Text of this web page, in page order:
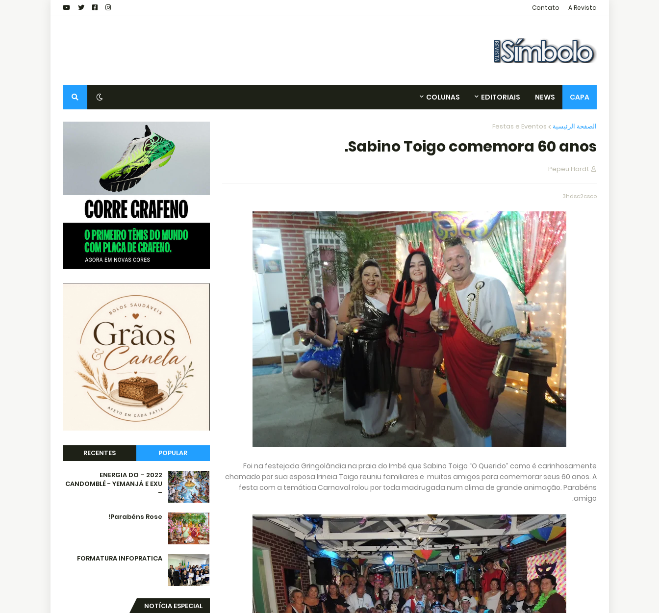
A Revista
Contato
CAPA
NEWS
EDITORIAIS
COLUNAS
الصفحة الرئيسية Festas e Eventos
Sabino Toigo comemora 60 anos.
Pepeu Hardt
3hdsc2csco
Foi na festejada Gringolândia na praia do Imbé que Sabino Toigo “O Querido” como é carinhosamente
chamado por sua esposa Irineia Toigo reuniu familiares e muitos amigos para comemorar seus 60 anos. A
festa com a temática Carnaval rolou por toda madrugada num clima de grande animação. Parabéns
amigo.
POPULAR
RECENTES
2022 – ENERGIA DO
CANDOMBLÉ - YEMANJÁ E EXU
–
Parabéns Rose!
FORMATURA INFOPRATICA
NOTÍCIA ESPECIAL